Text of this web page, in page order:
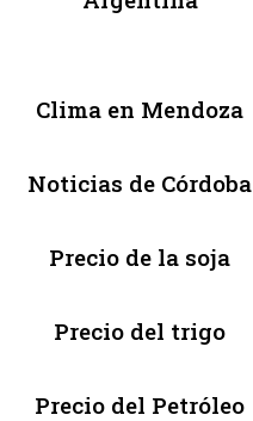
Clima en Mendoza
Noticias de Córdoba
Precio de la soja
Precio del trigo
Precio del Petróleo